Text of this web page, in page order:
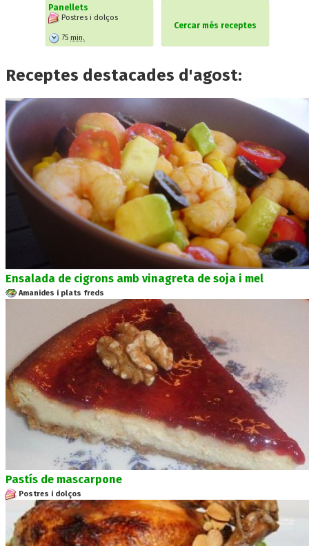
Panellets
Postres i dolços
75 min.
Cercar més receptes
Receptes destacades d'agost:
Ensalada de cigrons amb vinagreta de soja i mel
Amanides i plats freds
Pastís de mascarpone
Postres i dolços